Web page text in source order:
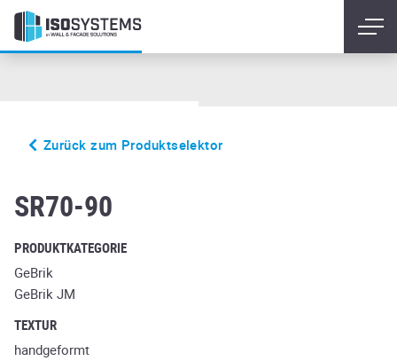
Zurück zum Produktselektor
SR70-90
PRODUKTKATEGORIE
GeBrik
GeBrik JM
TEXTUR
handgeformt